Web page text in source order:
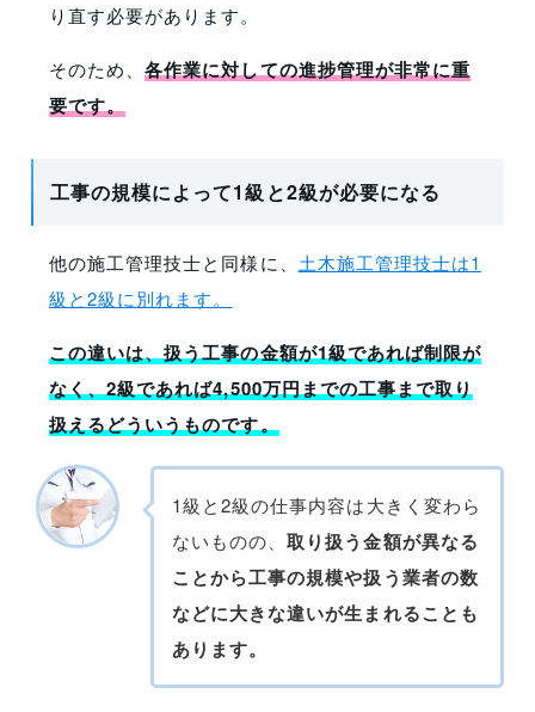
り直す必要があります。
そのため、各作業に対しての進捗管理が非常に重
要です。
工事の規模によって1級と2級が必要になる
他の施工管理技士と同様に、 土木施工管理技士は1
級と2級に別れます。
この違いは、扱う工事の金額が1級であれば制限が
なく、2級であれば4,500万円までの工事まで取り
扱えるどういうものです。
1級と2級の仕事内容は大きく変わら
ないものの、取り扱う金額が異なる
ことから工事の規模や扱う業者の数
などに大きな違いが生まれることも
あります。